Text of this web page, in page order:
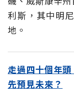
利斯，其中明
地。
走過四十個年
先預見未來？